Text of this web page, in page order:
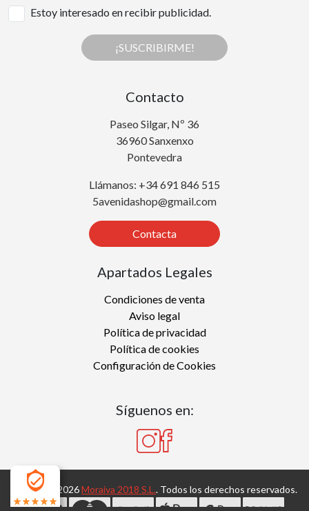
Estoy interesado en recibir publicidad.
¡SUSCRIBIRME!
Contacto
Paseo Silgar, Nº 36
36960 Sanxenxo
Pontevedra
Llámanos: +34 691 846 515
5avenidashop@gmail.com
Contacta
Apartados Legales
Condiciones de venta
Aviso legal
Política de privacidad
Política de cookies
Configuración de Cookies
Síguenos en:
Copyright 2026Moraiva 2018 S.L.. Todos los derechos reservados.